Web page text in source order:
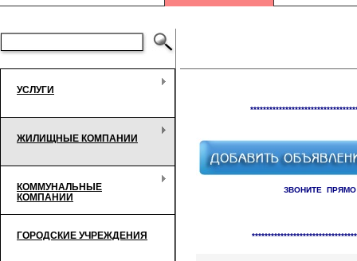
УСЛУГИ
ЖИЛИЩНЫЕ КОМПАНИИ
КОММУНАЛЬНЫЕ
КОМПАНИИ
ГОРОДСКИЕ УЧРЕЖДЕНИЯ
ЗВОНИТЕ